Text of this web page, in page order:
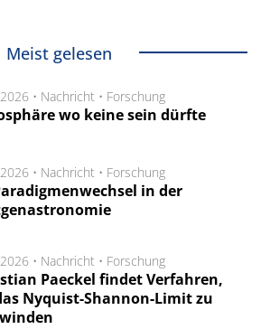
Meist gelesen
• Nachricht • Forschung
wo keine sein dürfte
• Nachricht • Forschung
in der
• Nachricht • Forschung
Paeckel findet Verfahren,
Nyquist-Shannon-Limit zu